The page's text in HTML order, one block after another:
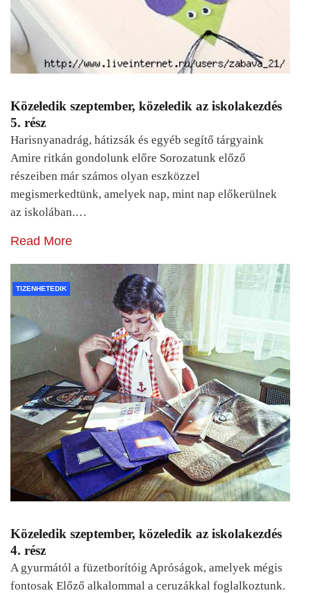
Közeledik szeptember, közeledik az iskolakezdés
5. rész
Harisnyanadrág, hátizsák és egyéb segítő tárgyaink
Amire ritkán gondolunk előre Sorozatunk előző
részeiben már számos olyan eszközzel
megismerkedtünk, amelyek nap, mint nap előkerülnek
az iskolában.…
Read More
TIZENHETEDIK
Közeledik szeptember, közeledik az iskolakezdés
4. rész
A gyurmától a füzetborítóig Apróságok, amelyek mégis
fontosak Előző alkalommal a ceruzákkal foglalkoztunk.